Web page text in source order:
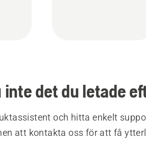
inte det du letade
och hitta enkelt
att kontakta oss för att få